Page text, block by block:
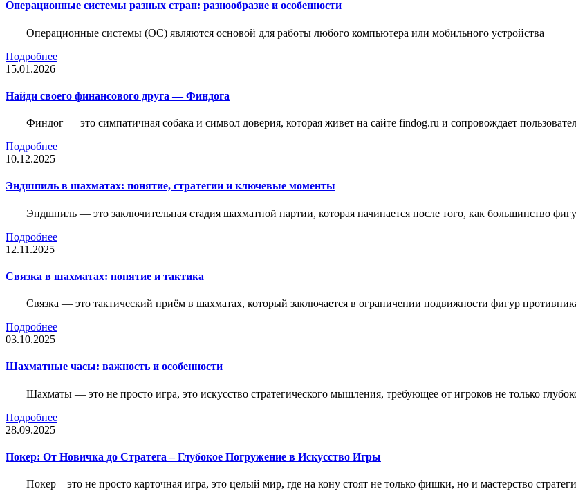
Операционные системы разных стран: разнообразие и особенности
Операционные системы (ОС) являются основой для работы любого компьютера или мобильного устройства
Подробнее
15.01.2026
Найди своего финансового друга — Финдога
Финдог — это симпатичная собака и символ доверия, которая живет на сайте findog.ru и сопровождает
Подробнее
10.12.2025
Эндшпиль в шахматах: понятие, стратегии и ключевые моменты
Эндшпиль — это заключительная стадия шахматной партии, которая начинается после того, как большинство
Подробнее
12.11.2025
Связка в шахматах: понятие и тактика
Связка — это тактический приём в шахматах, который заключается в ограничении подвижности фигур
Подробнее
03.10.2025
Шахматные часы: важность и особенности
Шахматы — это не просто игра, это искусство стратегического мышления, требующее от игроков не только
Подробнее
28.09.2025
Покер: От Новичка до Стратега – Глубокое Погружение в Искусство Игры
Покер – это не просто карточная игра, это целый мир, где на кону стоят не только фишки, но и мастерство